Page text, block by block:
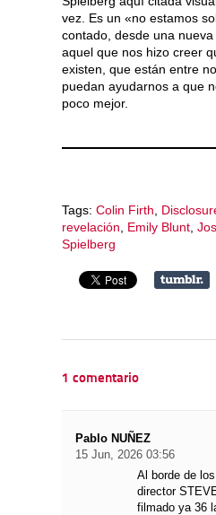
vez. Es un «no estamos
contado, desde una
aquel que nos hizo creer
existen, que están entre
puedan ayudarnos a que
poco mejor.
Tags: Colin Firth
revelación
Emily Blunt
Spielberg
1 comentario
Pablo NUÑEZ
15 Jun, 2026 03:56
Al borde de
director
filmado ya 36